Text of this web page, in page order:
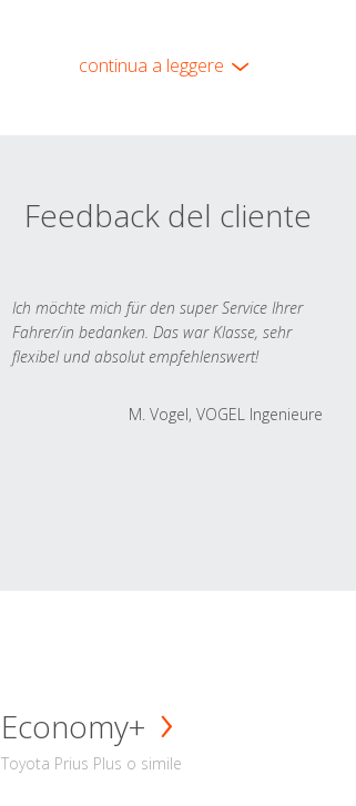
continua a leggere
Feedback del cliente
Ich möchte mich für den super Service Ihrer
Fahrer/in bedanken. Das war Klasse, sehr
flexibel und absolut empfehlenswert!
M. Vogel, VOGEL Ingenieure
Economy+
Toyota Prius Plus o simile